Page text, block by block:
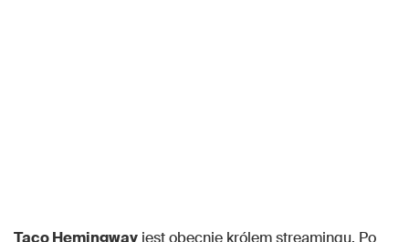
Taco Hemingway jest obecnie królem streamingu. Po